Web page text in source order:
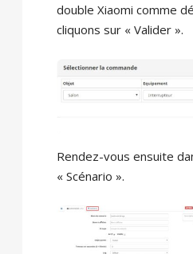
double Xiaomi comme
cliquons sur « Valider ».
Rendez-vous ensuite
« Scénario ».